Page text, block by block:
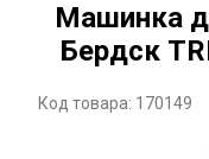
Машинка
Бердск
Код товара: 170149